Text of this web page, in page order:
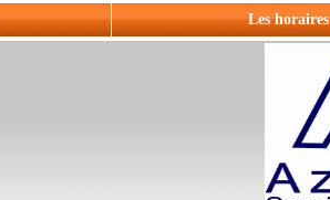
Les horaires